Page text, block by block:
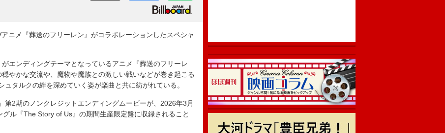
ニメ『葬送のフリーレン』がコラボレーションしたスペシャ
エンディングテーマとなっているアニメ『葬送のフリーレ
やかな交流や、魔物や魔族との激しい戦いなどが巻き起こる
タルクの絆を深めていく姿が楽曲と共に紡がれている。
2期のノンクレジットエンディングムービーが、2026年3月
ル『The Story of Us』の期間生産限定盤に収録されること